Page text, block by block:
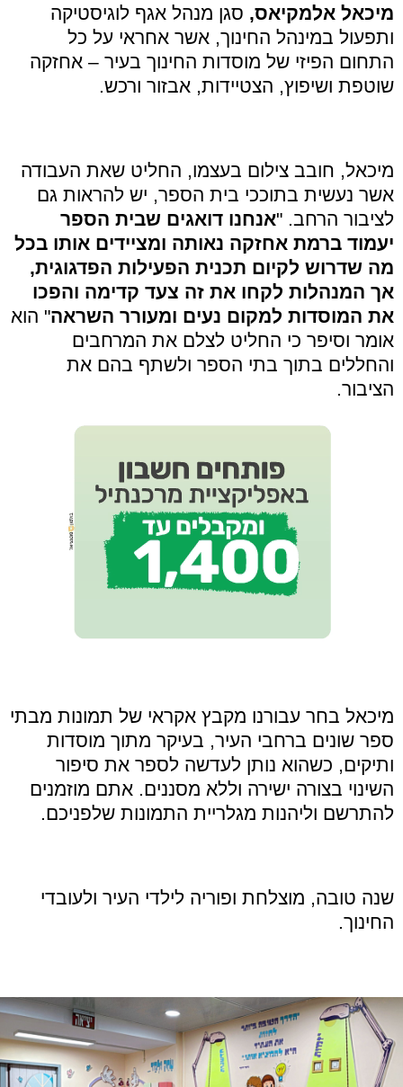
מיכאל אלמקיאס, סגן מנהל אגף לוגיסטיקה
ותפעול במינהל החינוך, אשר אחראי על כל
התחום הפיזי של מוסדות החינוך בעיר – אחזקה
שוטפת ושיפוץ, הצטיידות, אבזור ורכש.
מיכאל, חובב צילום בעצמו, החליט שאת העבודה
אשר נעשית בתוככי בית הספר, יש להראות גם
לציבור הרחב. "אנחנו דואגים שבית הספר
יעמוד ברמת אחזקה נאותה ומציידים אותו בכל
מה שדרוש לקיום תכנית הפעילות הפדגוגית,
אך המנהלות לקחו את זה צעד קדימה והפכו
את המוסדות למקום נעים ומעורר השראה" הוא
אומר וסיפר כי החליט לצלם את המרחבים
והחללים בתוך בתי הספר ולשתף בהם את
הציבור.
מיכאל בחר עבורנו מקבץ אקראי של תמונות מבתי
ספר שונים ברחבי העיר, בעיקר מתוך מוסדות
ותיקים, כשהוא נותן לעדשה לספר את סיפור
השינוי בצורה ישירה וללא מסננים. אתם מוזמנים
להתרשם וליהנות מגלריית התמונות שלפניכם.
שנה טובה, מוצלחת ופוריה לילדי העיר ולעובדי
החינוך.